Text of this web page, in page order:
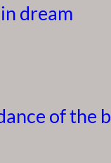
dream
of the